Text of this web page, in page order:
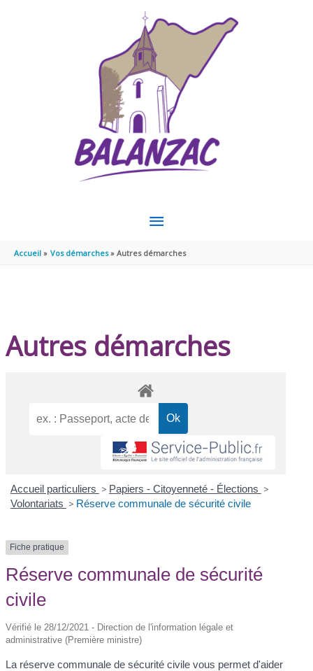
MENU
PRINCIPAL
Accueil Vos démarches Autres démarches
Autres démarches
Accueil particuliers > Papiers - Citoyenneté - Élections >
Volontariats > Réserve communale de sécurité civile
Fiche pratique
Réserve communale de sécurité
civile
Vérifié le 28/12/2021 - Direction de l'information légale et
administrative (Première ministre)
La réserve communale de sécurité civile vous permet d'aider